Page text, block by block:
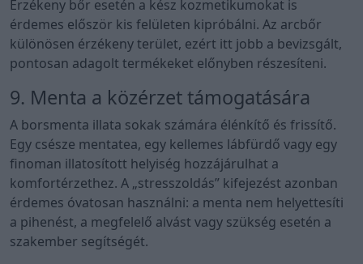
Érzékeny bőr esetén a kész kozmetikumokat is
érdemes először kis felületen kipróbálni. Az arcbőr
különösen érzékeny terület, ezért itt jobb a bevizsgált,
pontosan adagolt termékeket előnyben részesíteni.
9. Menta a közérzet támogatására
A borsmenta illata sokak számára élénkítő és frissítő.
Egy csésze mentatea, egy kellemes lábfürdő vagy egy
finoman illatosított helyiség hozzájárulhat a
komfortérzethez. A „stresszoldás” kifejezést azonban
érdemes óvatosan használni: a menta nem helyettesíti
a pihenést, a megfelelő alvást vagy szükség esetén a
szakember segítségét.